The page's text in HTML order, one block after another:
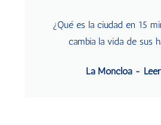
¿Qué es la ciudad en 15
cambia la vida de sus
La Moncloa -